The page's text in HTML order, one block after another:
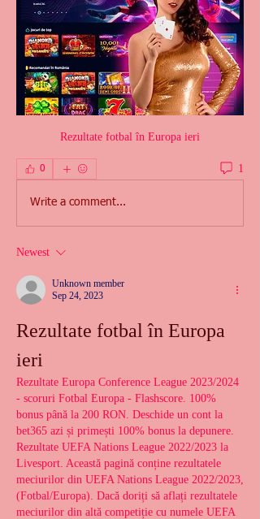
Rezultate fotbal în Europa ieri
0 1
Write a comment...
Newest
Unknown member
Sep 24, 2023
Rezultate fotbal în Europa
ieri
Rezultate Europa Conference League 2023/2024
- scoruri Fotbal Europa - Flashscore. 100%
bonus până la 200 RON. Deschide un cont la
bet365 azi și primești 100% bonus la depunere.
Rezultate UEFA Nations League 2022/2023 la
Livesport. Această pagină conține rezultatele
meciurilor din UEFA Nations League 2022/2023,
(Fotbal/Europa). Dacă doriți să aflați rezultatele
meciurilor din altă competiție cu numele UEFA